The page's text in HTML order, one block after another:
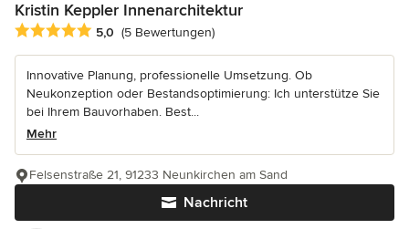
Kristin Keppler Innenarchitektur
Durchschnittliche Bewertung: 5 von 5 Sternen
5,0 (5 Bewertungen)
Innovative Planung, professionelle Umsetzung. Ob
Neukonzeption oder Bestandsoptimierung: Ich unterstütze Sie
bei Ihrem Bauvorhaben. Best...
Mehr
Nachricht
Felsenstraße 21, 91233 Neunkirchen am Sand